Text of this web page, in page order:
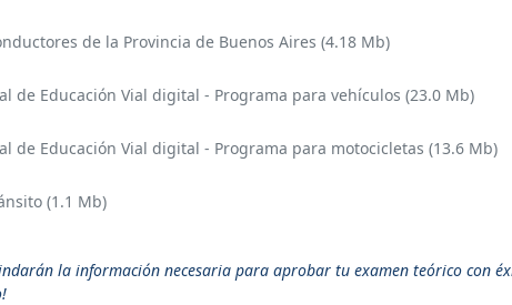
de la Provincia de Buenos Aires (4.18 Mb)
de Educación Vial digital - Programa para vehículos (23.0 Mb)
de Educación Vial digital - Programa para motocicletas (13.6 Mb)
(1.1 Mb)
la información necesaria para aprobar tu examen teórico con